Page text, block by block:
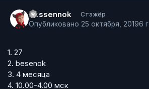
bessennok Стажёр
Опубликовано 25 октября, 20196 г
1. 27
2. besenok
3. 4 месяца
4. 10.00-4.00 мск